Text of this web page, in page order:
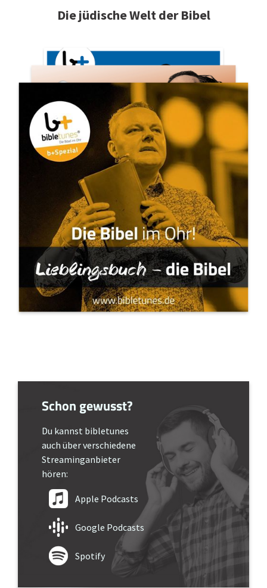
Die jüdische Welt der Bibel
Schon gewusst?
Du kannst bibletunes
auch über verschiedene
Streaminganbieter
hören:
Apple Podcasts
Google Podcasts
Spotify